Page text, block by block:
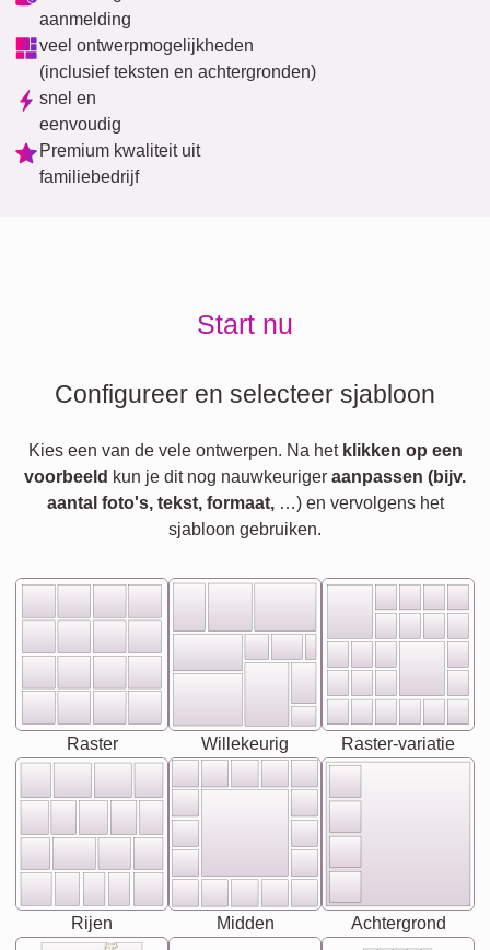
aanmelding
veel ontwerpmogelijkheden
(inclusief teksten en achtergronden)
snel en
eenvoudig
Premium kwaliteit uit
familiebedrijf
Start nu
Configureer en selecteer sjabloon
Kies een van de vele ontwerpen. Na het klikken op een
voorbeeld kun je dit nog nauwkeuriger aanpassen (bijv.
aantal foto's, tekst, formaat,…) en vervolgens het
sjabloon gebruiken.
Raster Willekeurig Raster-variatie
Rijen Midden Achtergrond